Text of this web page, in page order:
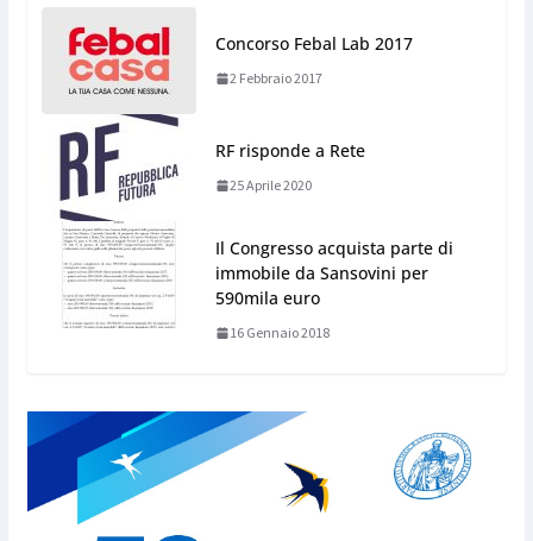
Concorso Febal Lab 2017
2 Febbraio 2017
RF risponde a Rete
25 Aprile 2020
Il Congresso acquista parte di
immobile da Sansovini per
590mila euro
16 Gennaio 2018